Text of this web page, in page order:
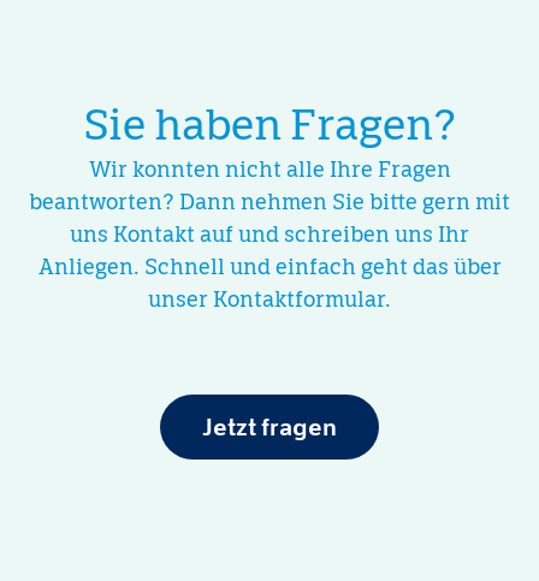
Sie haben Fragen?
Wir konnten nicht alle Ihre Fragen
beantworten? Dann nehmen Sie bitte gern mit
uns Kontakt auf und schreiben uns Ihr
Anliegen. Schnell und einfach geht das über
unser Kontaktformular.
Jetzt fragen